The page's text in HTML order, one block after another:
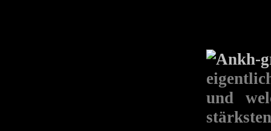
und